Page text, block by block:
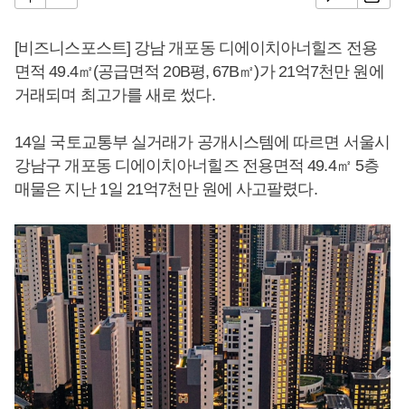
[비즈니스포스트] 강남 개포동 디에이치아너힐즈 전용
면적 49.4㎡(공급면적 20B평, 67B㎡)가 21억7천만 원에
거래되며 최고가를 새로 썼다.
14일 국토교통부 실거래가 공개시스템에 따르면 서울시
강남구 개포동 디에이치아너힐즈 전용면적 49.4㎡ 5층
매물은 지난 1일 21억7천만 원에 사고팔렸다.